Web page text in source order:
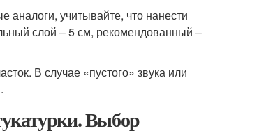
учитывайте, что нанести
слой – 5 см, рекомендованный –
В случае «пустого» звука или
Выбор